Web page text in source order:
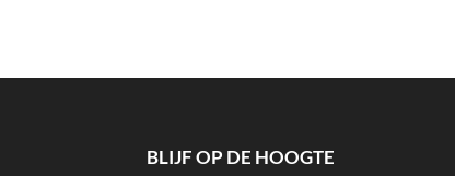
BLIJF OP DE HOOGTE